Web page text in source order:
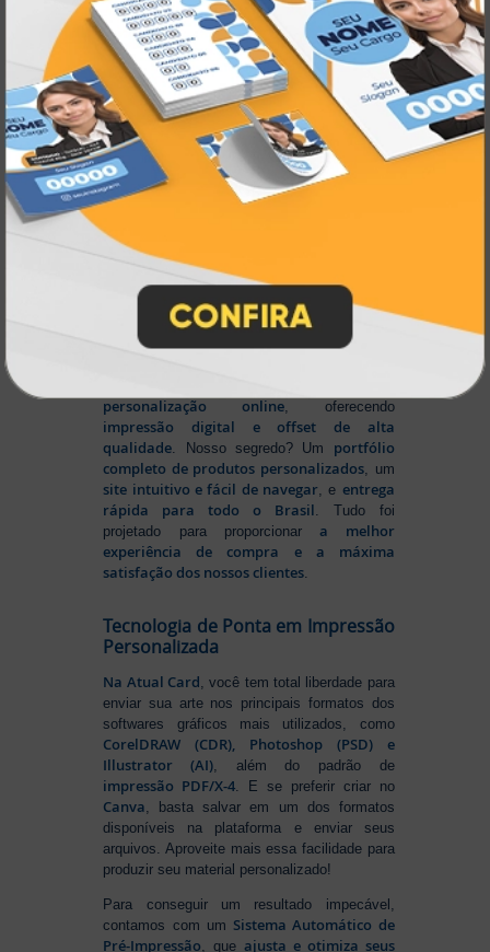
Muito antes de termos como
gráfica online,
impressão sob demanda e web to printse
popularizarem, aAtual Card já estava
transformando o mercado gráfico.
Nascemos digitais e seguimos
inovando
continuamente, investindo em
tecnologia
de ponta
para garantir a melhor experiência
em
produtos personalizados e impressão
online. Tudo isso para oferecer
qualidade e soluções inteligentes
atendem às suas necessidades.
Liderança e Qualidade em
Impressão
Prestes a completar três décadas de
personalização online, oferecendo
impressão digital e offset de alta
qualidade . Nosso segredo? Um portfólio
completo de produtos personalizados , um
site intuitivo e fácil de navegar , e entrega
rápida para todo o Brasil . Tudo foi
projetado para proporcionara melhor
experiência de compra e a máxima
satisfação dos nossos clientes
Tecnologia de Ponta em Impressão
Personalizada
Na Atual Card, você tem total liberdade para
enviar sua arte nos principais formatos dos
softwares gráficos mais utilizados, como
CorelDRAW (CDR), Photoshop (PSD) e
Illustrator (AI), além do padrão de
impressão PDF/X-4. E se preferir criar no
Canva, basta salvar em um dos formatos
disponíveis na plataforma e enviar seus
arquivos. Aproveite mais essa facilidade para
produzir seu material personalizado!
Para conseguir um resultado impecável,
contamos com um Sistema Automático de
Pré-Impressão, queajusta e otimiza seus